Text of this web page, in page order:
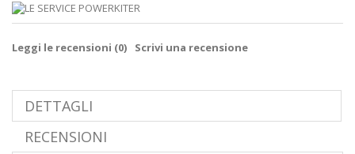
Leggi le recensioni (0) Scrivi una recensione
DETTAGLI
RECENSIONI